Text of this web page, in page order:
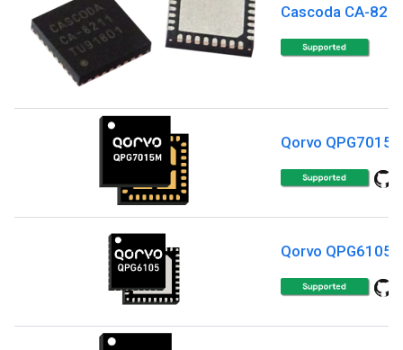
Cascoda CA-
Qorvo
Qorvo QPG6105